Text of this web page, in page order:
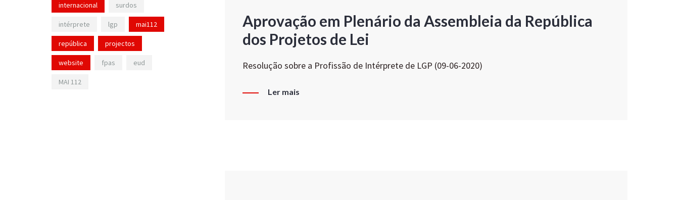
Aprovação em Plenário da Assembleia da República
dos Projetos de Lei
Resolução sobre a Profissão de Intérprete de LGP (09-06-2020)
Ler mais
internacional surdos
intérprete lgp mai112
república projectos
website fpas eud
MAI 112